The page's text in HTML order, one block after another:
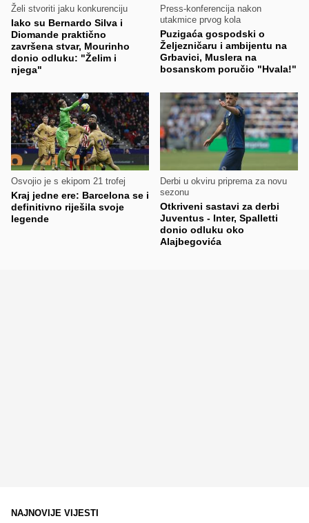
Želi stvoriti jaku konkurenciju
Iako su Bernardo Silva i
Diomande praktično
završena stvar, Mourinho
donio odluku: "Želim i
njega"
Press-konferencija nakon
utakmice prvog kola
Puzigaća gospodski o
Željezničaru i ambijentu na
Grbavici, Muslera na
bosanskom poručio "Hvala!"
Osvojio je s ekipom 21 trofej
Kraj jedne ere: Barcelona se i
definitivno riješila svoje
legende
Derbi u okviru priprema za novu
sezonu
Otkriveni sastavi za derbi
Juventus - Inter, Spalletti
donio odluku oko
Alajbegovića
NAJNOVIJE VIJESTI